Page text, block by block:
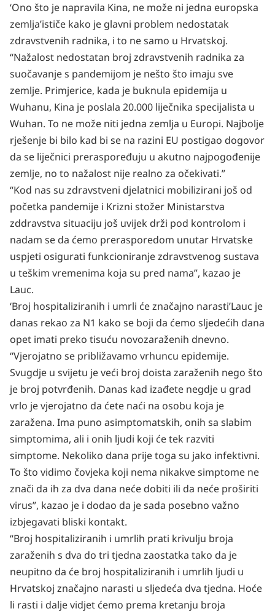
‘Ono što je napravila Kina, ne može ni jedna europska
zemlja’ističe kako je glavni problem nedostatak
zdravstvenih radnika, i to ne samo u Hrvatskoj.
“Nažalost nedostatan broj zdravstvenih radnika za
suočavanje s pandemijom je nešto što imaju sve
zemlje. Primjerice, kada je buknula epidemija u
Wuhanu, Kina je poslala 20.000 liječnika specijalista u
Wuhan. To ne može niti jedna zemlja u Europi. Najbolje
rješenje bi bilo kad bi se na razini EU postigao dogovor
da se liječnici preraspoređuju u akutno najpogođenije
zemlje, no to nažalost nije realno za očekivati.”
“Kod nas su zdravstveni djelatnici mobilizirani još od
početka pandemije i Krizni stožer Ministarstva
zddravstva situaciju još uvijek drži pod kontrolom i
nadam se da ćemo prerasporedom unutar Hrvatske
uspjeti osigurati funkcioniranje zdravstvenog sustava
u teškim vremenima koja su pred nama”, kazao je
Lauc.
‘Broj hospitaliziranih i umrli će značajno narasti’Lauc je
danas rekao za N1 kako se boji da ćemo sljedećih dana
opet imati preko tisuću novozaraženih dnevno.
“Vjerojatno se približavamo vrhuncu epidemije.
Svugdje u svijetu je veći broj doista zaraženih nego što
je broj potvrđenih. Danas kad izađete negdje u grad
vrlo je vjerojatno da ćete naći na osobu koja je
zaražena. Ima puno asimptomatskih, onih sa slabim
simptomima, ali i onih ljudi koji će tek razviti
simptome. Nekoliko dana prije toga su jako infektivni.
To što vidimo čovjeka koji nema nikakve simptome ne
znači da ih za dva dana neće dobiti ili da neće proširiti
virus”, kazao je i dodao da je sada posebno važno
izbjegavati bliski kontakt.
“Broj hospitaliziranih i umrlih prati krivulju broja
zaraženih s dva do tri tjedna zaostatka tako da je
neupitno da će broj hospitaliziranih i umrlih ljudi u
Hrvatskoj značajno narasti u sljedeća dva tjedna. Hoće
li rasti i dalje vidjet ćemo prema kretanju broja